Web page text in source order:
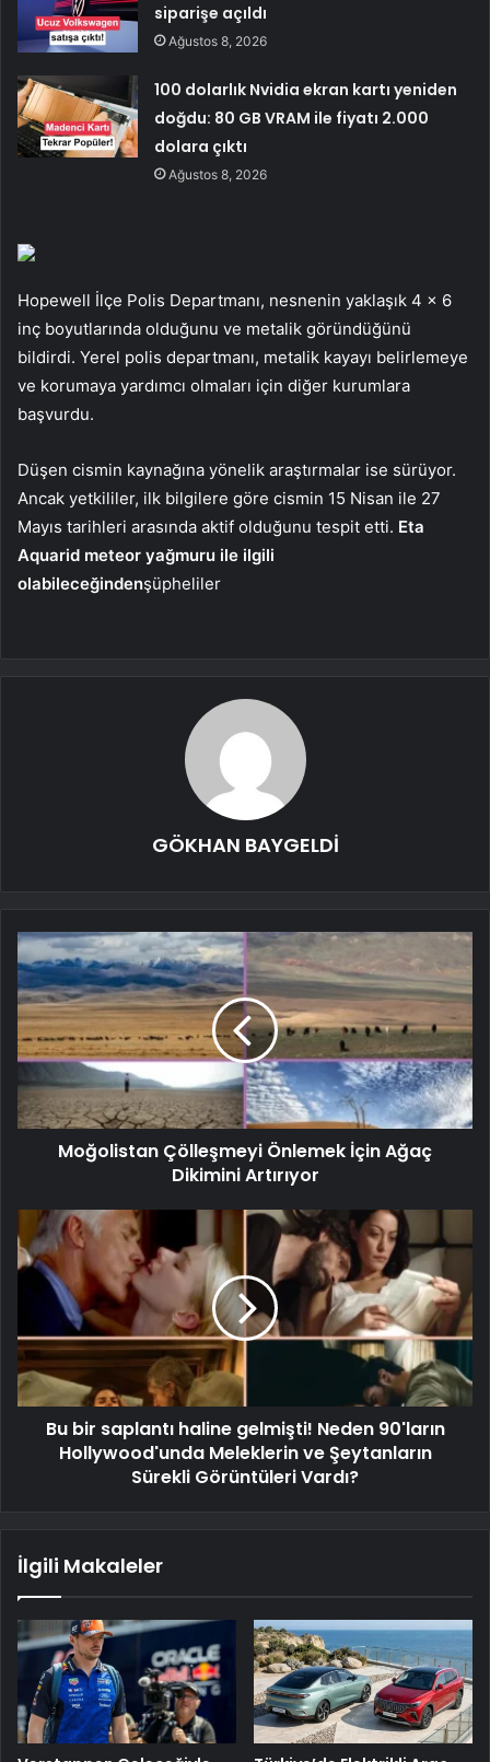
siparişe açıldı
Ağustos 8, 2026
100 dolarlık Nvidia ekran kartı yeniden
doğdu: 80 GB VRAM ile fiyatı 2.000
dolara çıktı
Ağustos 8, 2026
Hopewell İlçe Polis Departmanı, nesnenin yaklaşık 4 x 6
inç boyutlarında olduğunu ve metalik göründüğünü
bildirdi. Yerel polis departmanı, metalik kayayı belirlemeye
ve korumaya yardımcı olmaları için diğer kurumlara
başvurdu.
Düşen cismin kaynağına yönelik araştırmalar ise sürüyor.
Ancak yetkililer, ilk bilgilere göre cismin 15 Nisan ile 27
Mayıs tarihleri ​​arasında aktif olduğunu tespit etti. Eta
Aquarid meteor yağmuru ile ilgili
olabileceğindenşüpheliler
GÖKHAN BAYGELDİ
Moğolistan Çölleşmeyi Önlemek İçin Ağaç
Dikimini Artırıyor
Bu bir saplantı haline gelmişti! Neden 90'ların
Hollywood'unda Meleklerin ve Şeytanların
Sürekli Görüntüleri Vardı?
İlgili Makaleler